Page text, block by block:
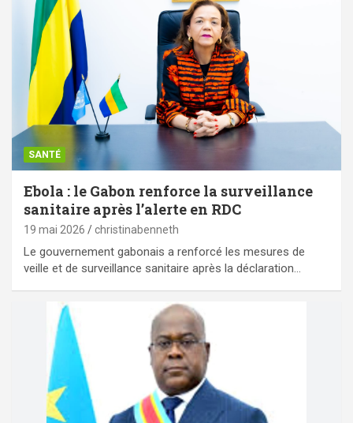
SANTÉ
Ebola : le Gabon renforce la surveillance
sanitaire après l’alerte en RDC
19 mai 2026 christinabenneth
Le gouvernement gabonais a renforcé les mesures de
veille et de surveillance sanitaire après la déclaration…